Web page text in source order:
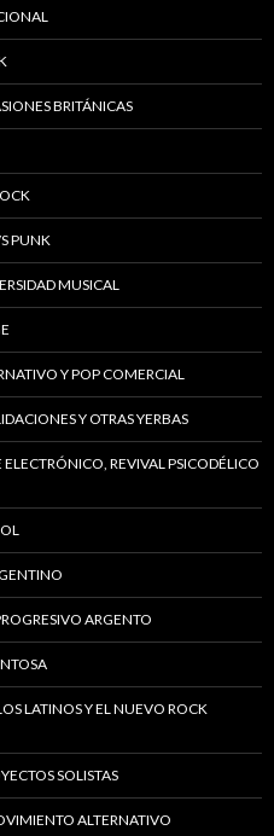
BRITÁNICAS
PUNK
MUSICAL
Y POP COMERCIAL
Y OTRAS YERBAS
REVIVAL PSICODÉLICO
ARGENTO
LATINOS Y EL NUEVO ROCK
SOLISTAS
ALTERNATIVO